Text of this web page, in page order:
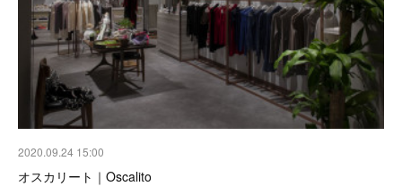
2020.09.24 15:00
オスカリート｜Oscalito